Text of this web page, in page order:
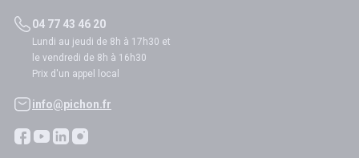
04 77 43 46 20
Lundi au jeudi de 8h à 17h30 et
le vendredi de 8h à 16h30
Prix d'un appel local
info@pichon.fr